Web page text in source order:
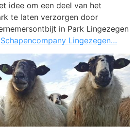
idee om een deel van het
te laten verzorgen door
in Park Lingezegen
Schapencompany Lingezegen…